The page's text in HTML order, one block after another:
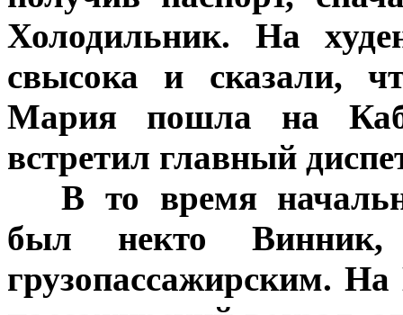
Холодильник. На
свысока и сказали,
Мария пошла на
встретил главный
В то время
был некто
грузопассажирским.